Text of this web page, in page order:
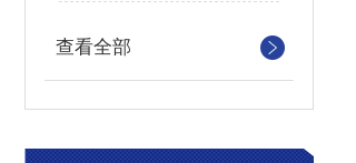
查看全部